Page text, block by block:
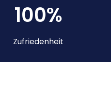
100%
Zufriedenheit